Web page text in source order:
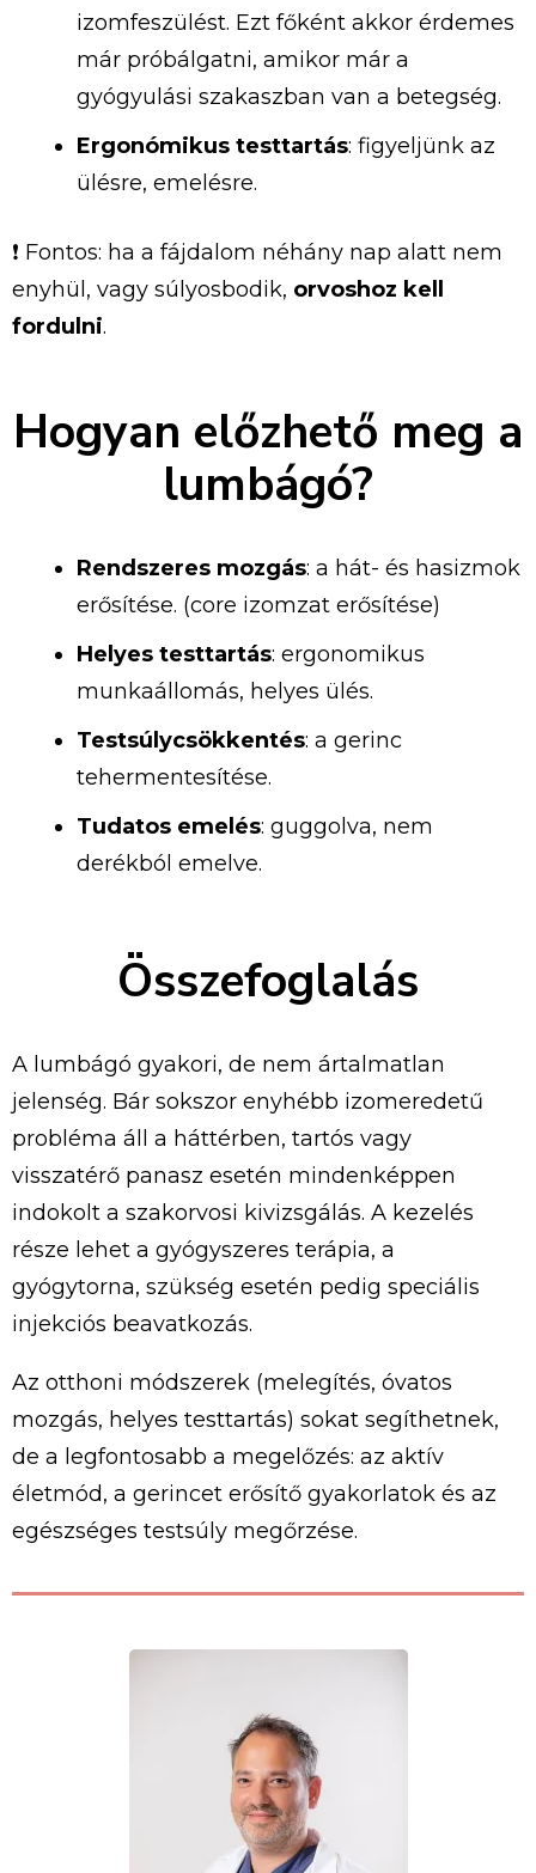
izomfeszülést. Ezt főként akkor érdemes
már próbálgatni, amikor már a
gyógyulási szakaszban van a betegség.
Ergonómikus testtartás: figyeljünk az
ülésre, emelésre.
❗ Fontos: ha a fájdalom néhány nap alatt nem
enyhül, vagy súlyosbodik, orvoshoz kell
fordulni.
Hogyan előzhető meg a
lumbágó?
Rendszeres mozgás: a hát- és hasizmok
erősítése. (core izomzat erősítése)
Helyes testtartás: ergonomikus
munkaállomás, helyes ülés.
Testsúlycsökkentés: a gerinc
tehermentesítése.
Tudatos emelés: guggolva, nem
derékból emelve.
Összefoglalás
A lumbágó gyakori, de nem ártalmatlan
jelenség. Bár sokszor enyhébb izomeredetű
probléma áll a háttérben, tartós vagy
visszatérő panasz esetén mindenképpen
indokolt a szakorvosi kivizsgálás. A kezelés
része lehet a gyógyszeres terápia, a
gyógytorna, szükség esetén pedig speciális
injekciós beavatkozás.
Az otthoni módszerek (melegítés, óvatos
mozgás, helyes testtartás) sokat segíthetnek,
de a legfontosabb a megelőzés: az aktív
életmód, a gerincet erősítő gyakorlatok és az
egészséges testsúly megőrzése.